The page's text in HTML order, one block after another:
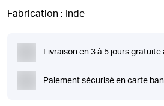
Fabrication : Inde
Livraison en 3 à 5 jours gratuite
Paiement sécurisé en carte